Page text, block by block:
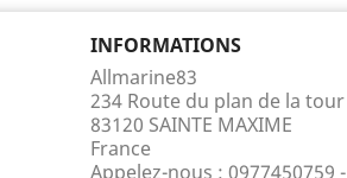
INFORMATIONS
Allmarine83
234 Route du plan de la tour
83120 SAINTE MAXIME
France
Appelez-nous : 0977450759 -